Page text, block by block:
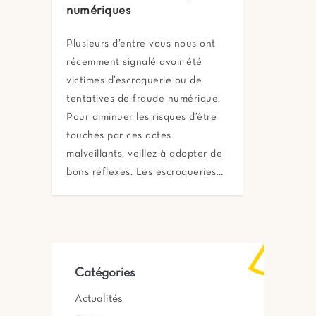
numériques
Plusieurs d’entre vous nous ont
récemment signalé avoir été
victimes d’escroquerie ou de
tentatives de fraude numérique.
Pour diminuer les risques d’être
touchés par ces actes
malveillants, veillez à adopter de
bons réflexes. Les escroqueries…
Catégories
Actualités